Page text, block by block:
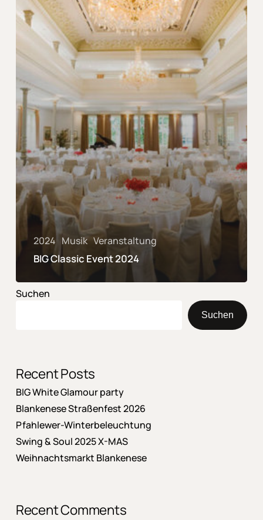
2024 Musik Veranstaltung
BIG Classic Event 2024
Suchen
Suchen
Recent Posts
BIG White Glamour party
Blankenese Straßenfest 2026
Pfahlewer-Winterbeleuchtung
Swing & Soul 2025 X-MAS
Weihnachtsmarkt Blankenese
Recent Comments